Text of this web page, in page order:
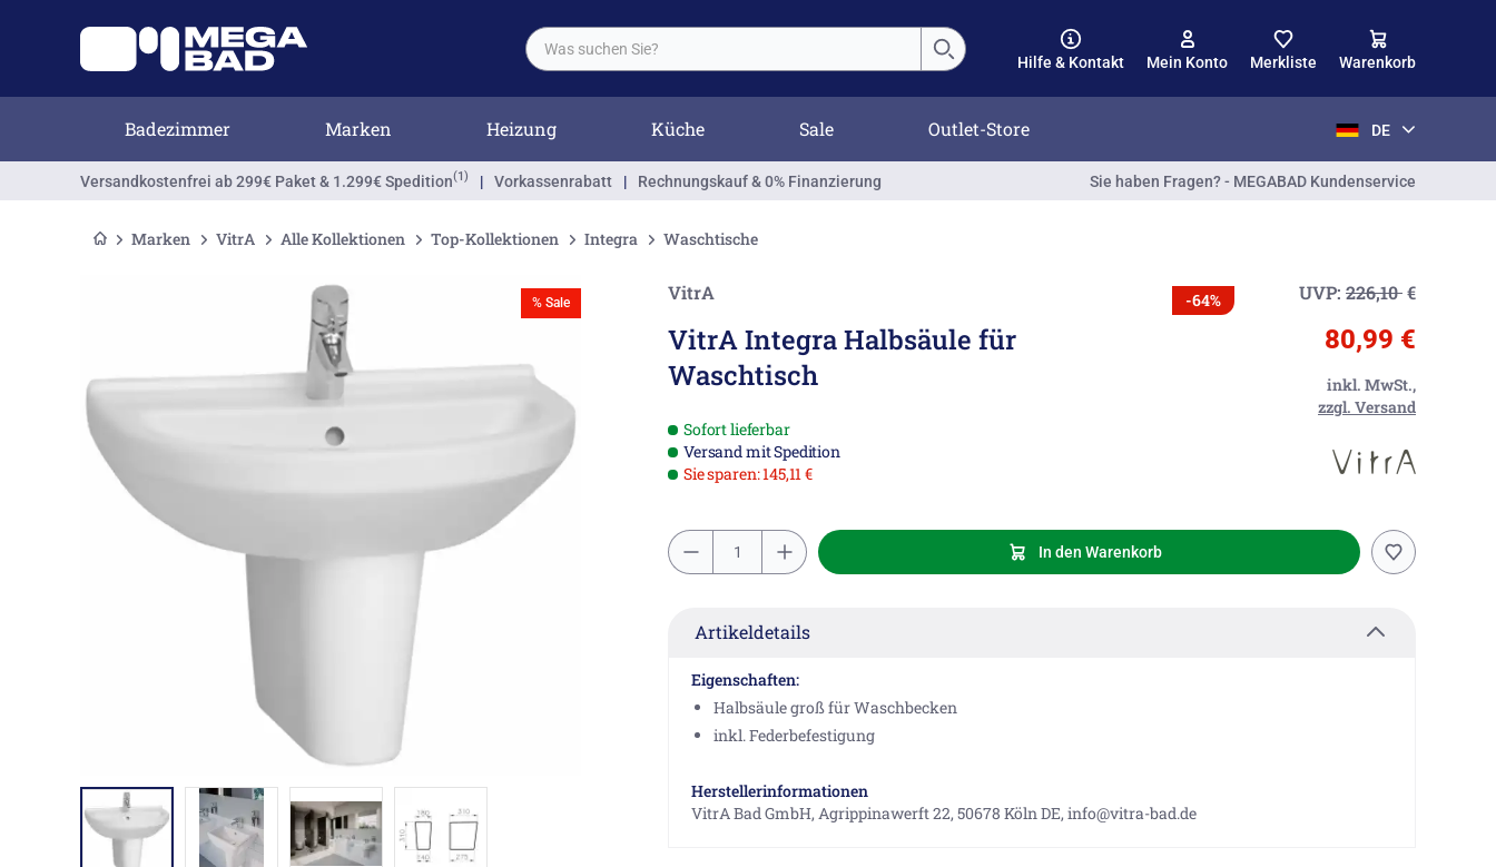
Hilfe & Kontakt Mein Konto Merkliste Warenkorb
Badezimmer Marken Heizung Küche Sale Outlet-Store DE
Versandkostenfrei ab 299€ Paket & 1.299€ Spedition(1) | Vorkassenrabatt | Rechnungskauf & 0% Finanzierung Sie haben Fragen? - MEGABAD Kundenservice
Marken VitrA Alle Kollektionen Top-Kollektionen Integra Waschtische
% Sale VitrA
VitrA Integra Halbsäule für
Waschtisch
-64% UVP: 226,10€
80,99 €
inkl. MwSt.,
zzgl. Versand
Sofort lieferbar
Versand mit Spedition
Sie sparen: 145,11 €
In den Warenkorb
Artikeldetails
Eigenschaften:
Halbsäule groß für Waschbecken
inkl. Federbefestigung
Herstellerinformationen
VitrA Bad GmbH, Agrippinawerft 22, 50678 Köln DE, info@vitra-bad.de